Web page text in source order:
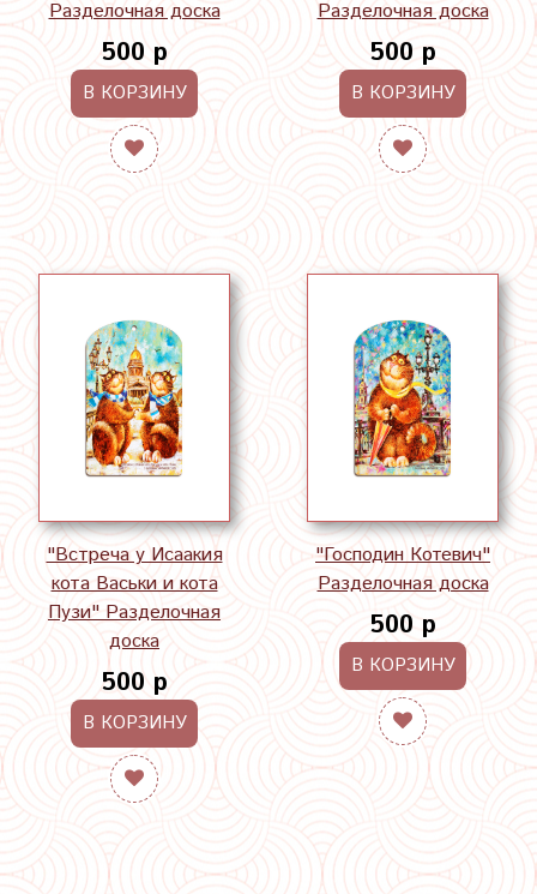
Разделочная доска
500 р
В КОРЗИНУ
Разделочная доска
500 р
В КОРЗИНУ
"Встреча у Исаакия
кота Васьки и кота
Пузи" Разделочная
доска
500 р
В КОРЗИНУ
"Господин Котевич"
Разделочная доска
500 р
В КОРЗИНУ